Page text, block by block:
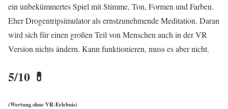
ein unbekümmertes Spiel mit Stimme, Ton, Formen und Farben.
Eher Drogentripsimulator als ernstzunehmende Meditation. Daran
wird sich für einen großen Teil von Menschen auch in der VR
Version nichts ändern. Kann funktionieren, muss es aber nicht.
5/10 💊
(Wertung ohne VR-Erlebnis)